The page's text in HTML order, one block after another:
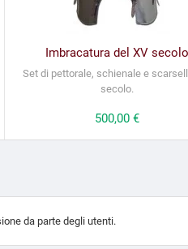
Imbracatura del XV secolo
Set di pettorale, schienale e
secolo.
Prezzo
500,00 €
da parte degli utenti.